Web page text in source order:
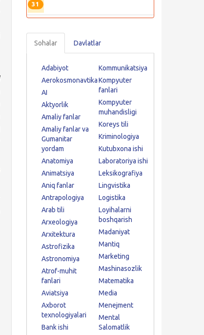
31
Sohalar Davlatlar
Adabiyot
Aerokosmonavtika
AI
Aktyorlik
Amaliy fanlar
Amaliy fanlar va
Gumanitar
yordam
Anatomiya
Animatsiya
Aniq fanlar
Antrapologiya
Arab tili
Arxeologiya
Arxitektura
Astrofizika
Astronomiya
Atrof-muhit
fanlari
Aviatsiya
Axborot
texnologiyalari
Bank ishi
Kommunikatsiya
Kompyuter
fanlari
Kompyuter
muhandisligi
Koreys tili
Kriminologiya
Kutubxona ishi
Laboratoriya ishi
Leksikografiya
Lingvistika
Logistika
Loyihalarni
boshqarish
Madaniyat
Mantiq
Marketing
Mashinasozlik
Matematika
Media
Menejment
Mental
Salomatlik